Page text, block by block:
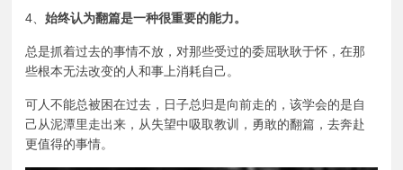
4、始终认为翻篇是一种很重要的能力。
总是抓着过去的事情不放，对那些受过的委屈耿耿于怀，在那
些根本无法改变的人和事上消耗自己。
可人不能总被困在过去，日子总归是向前走的，该学会的是自
己从泥潭里走出来，从失望中吸取教训，勇敢的翻篇，去奔赴
更值得的事情。